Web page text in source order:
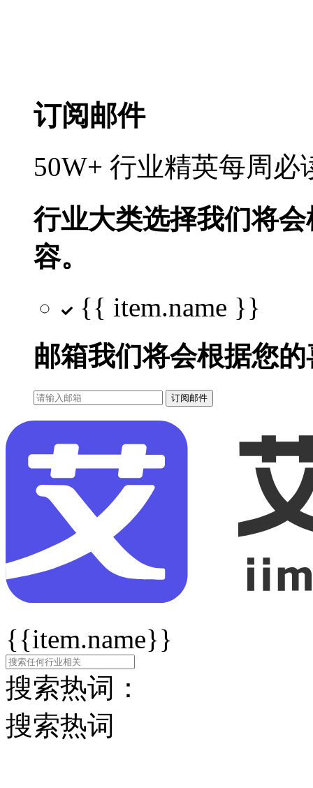
订阅邮件
50W+ 行业精英每周
行业大类选择我们将
容。
{{ item.name }}
邮箱我们将会根据您
订阅邮件
{{item.name}}
搜索热词：
搜索热词